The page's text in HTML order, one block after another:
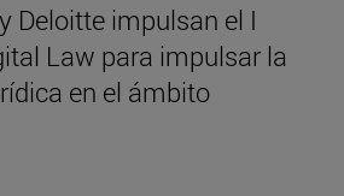
Deloitte impulsan el I
Law para impulsar la
en el ámbito